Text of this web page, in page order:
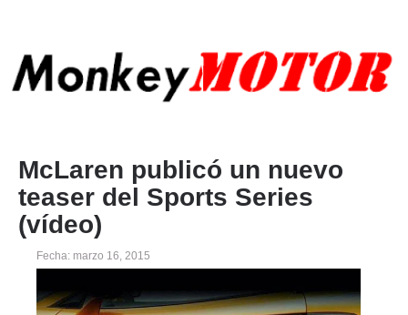
McLaren publicó un nuevo
teaser del Sports Series
(vídeo)
Fecha: marzo 16, 2015